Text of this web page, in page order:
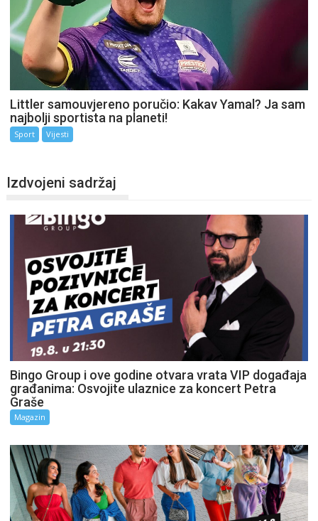
Littler samouvjereno poručio: Kakav Yamal? Ja sam
najbolji sportista na planeti!
Sport Vijesti
Izdvojeni sadržaj
Bingo Group i ove godine otvara vrata VIP događaja
građanima: Osvojite ulaznice za koncert Petra
Graše
Magazin